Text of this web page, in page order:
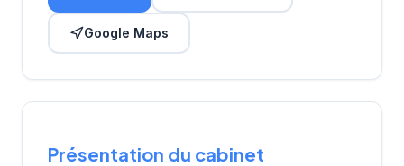
Google Maps
Présentation du cabinet